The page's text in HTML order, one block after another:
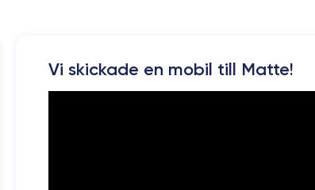
Vi skickade en mobil till Matte!